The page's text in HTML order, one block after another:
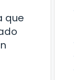
que